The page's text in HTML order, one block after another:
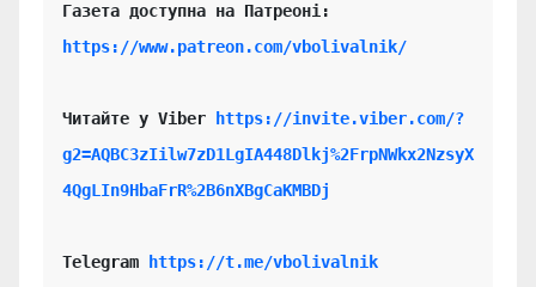
https://www.patreon.com/vbolivalnik/
Читайте у Viber
https://invite.viber.com/?
g2=AQBC3zIilw7zD1LgIA448Dlkj%2FrpNWkx2NzsyX
4QgLIn9HbaFrR%2B6nXBgCaKMBDj
Telegram https://t.me/vbolivalnik